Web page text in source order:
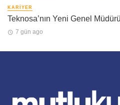
KARIYER
Teknosa’nın Yeni Genel
7 gün ago